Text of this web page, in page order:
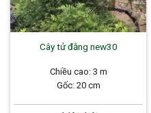
Cây tử đằng new30
Chiều cao: 3 m
Gốc: 20 cm